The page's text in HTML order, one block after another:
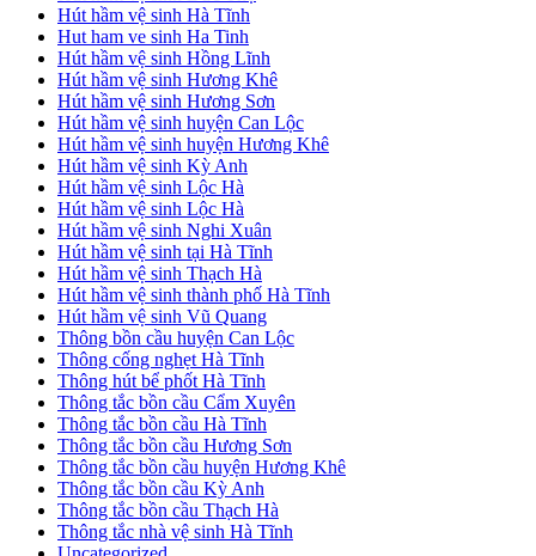
Hút hầm vệ sinh Hà Tĩnh
Hut ham ve sinh Ha Tinh
Hút hầm vệ sinh Hồng Lĩnh
Hút hầm vệ sinh Hương Khê
Hút hầm vệ sinh Hương Sơn
Hút hầm vệ sinh huyện Can Lộc
Hút hầm vệ sinh huyện Hương Khê
Hút hầm vệ sinh Kỳ Anh
Hút hầm vệ sinh Lộc Hà
Hút hầm vệ sinh Lộc Hà
Hút hầm vệ sinh Nghi Xuân
Hút hầm vệ sinh tại Hà Tĩnh
Hút hầm vệ sinh Thạch Hà
Hút hầm vệ sinh thành phố Hà Tĩnh
Hút hầm vệ sinh Vũ Quang
Thông bồn cầu huyện Can Lộc
Thông cống nghẹt Hà Tĩnh
Thông hút bể phốt Hà Tĩnh
Thông tắc bồn cầu Cẩm Xuyên
Thông tắc bồn cầu Hà Tĩnh
Thông tắc bồn cầu Hương Sơn
Thông tắc bồn cầu huyện Hương Khê
Thông tắc bồn cầu Kỳ Anh
Thông tắc bồn cầu Thạch Hà
Thông tắc nhà vệ sinh Hà Tĩnh